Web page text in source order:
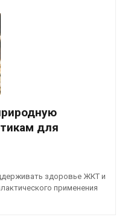
для
здоровье ЖКТ и
применения